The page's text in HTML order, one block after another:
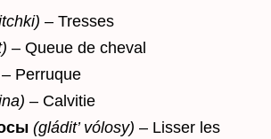
– Tresses
– Queue de cheval
– Perruque
– Calvitie
(gládit’ vólosy) – Lisser les